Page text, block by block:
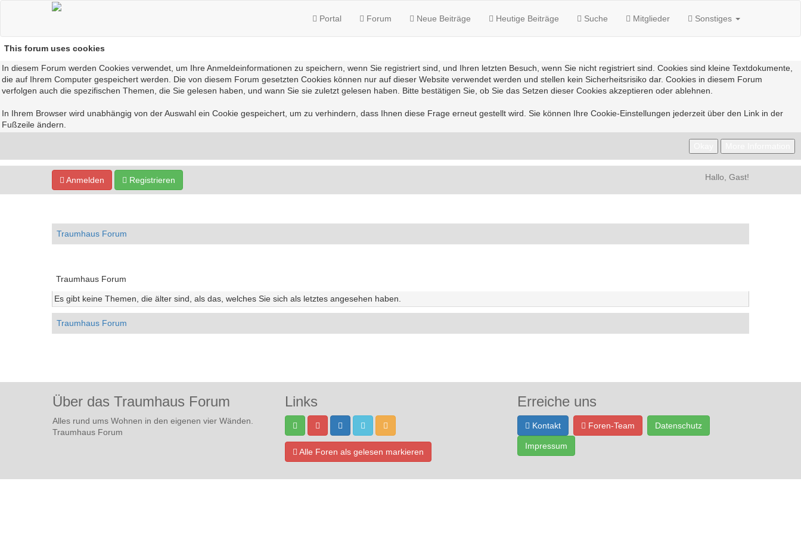
Portal Forum Neue Beiträge Heutige Beiträge Suche Mitglieder Sonstiges
This forum uses cookies
In diesem Forum werden Cookies verwendet, um Ihre Anmeldeinformationen zu speichern, wenn Sie registriert sind, und Ihren letzten Besuch, wenn Sie nicht registriert sind. Cookies sind kleine Textdokumente,
die auf Ihrem Computer gespeichert werden. Die von diesem Forum gesetzten Cookies können nur auf dieser Website verwendet werden und stellen kein Sicherheitsrisiko dar. Cookies in diesem Forum
verfolgen auch die spezifischen Themen, die Sie gelesen haben, und wann Sie sie zuletzt gelesen haben. Bitte bestätigen Sie, ob Sie das Setzen dieser Cookies akzeptieren oder ablehnen.
In Ihrem Browser wird unabhängig von der Auswahl ein Cookie gespeichert, um zu verhindern, dass Ihnen diese Frage erneut gestellt wird. Sie können Ihre Cookie-Einstellungen jederzeit über den Link in der
Fußzeile ändern.
Anmelden Registrieren Hallo, Gast!
Traumhaus Forum
Traumhaus Forum
Es gibt keine Themen, die älter sind, als das, welches Sie sich als letztes angesehen haben.
Traumhaus Forum
Über das Traumhaus Forum
Alles rund ums Wohnen in den eigenen vier Wänden.
Traumhaus Forum
Links
Alle Foren als gelesen markieren
Erreiche uns
Kontakt Foren-Team Datenschutz
Impressum